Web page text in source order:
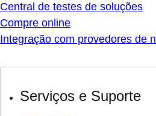
Central de testes de soluções
Compre online
Integração com provedores de
Serviços e Suporte